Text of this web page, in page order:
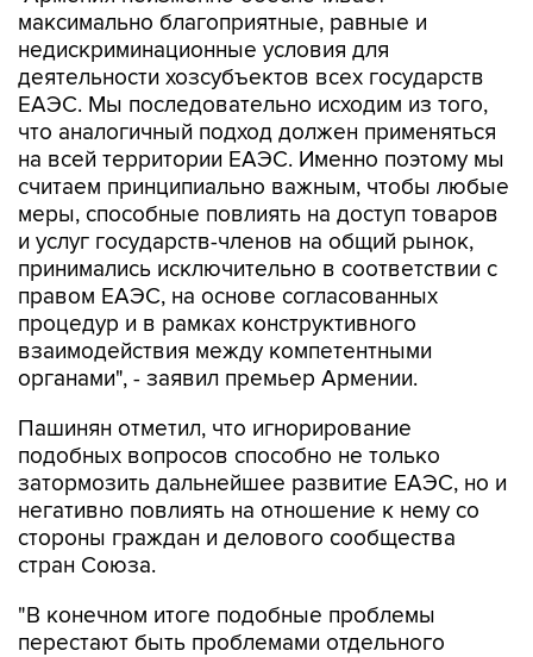
максимально благоприятные, равные и
недискриминационные условия для
деятельности хозсубъектов всех государств
ЕАЭС. Мы последовательно исходим из того,
что аналогичный подход должен применяться
на всей территории ЕАЭС. Именно поэтому мы
считаем принципиально важным, чтобы любые
меры, способные повлиять на доступ товаров
и услуг государств-членов на общий рынок,
принимались исключительно в соответствии с
правом ЕАЭС, на основе согласованных
процедур и в рамках конструктивного
взаимодействия между компетентными
органами", - заявил премьер Армении.
Пашинян отметил, что игнорирование
подобных вопросов способно не только
затормозить дальнейшее развитие ЕАЭС, но и
негативно повлиять на отношение к нему со
стороны граждан и делового сообщества
стран Союза.
"В конечном итоге подобные проблемы
перестают быть проблемами отдельного